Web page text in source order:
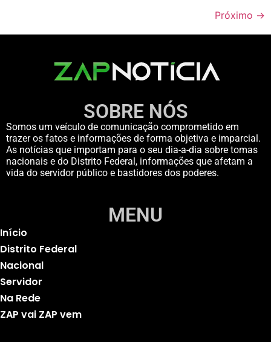
Próximo →
SOBRE NÓS
Somos um veículo de comunicação comprometido em
trazer os fatos e informações de forma objetiva e imparcial.
As notícias que importam para o seu dia-a-dia sobre tomas
nacionais e do Distrito Federal, informações que afetam a
vida do servidor público e bastidores dos poderes.
MENU
Início
Distrito Federal
Nacional
Servidor
Na Rede
ZAP vai ZAP vem